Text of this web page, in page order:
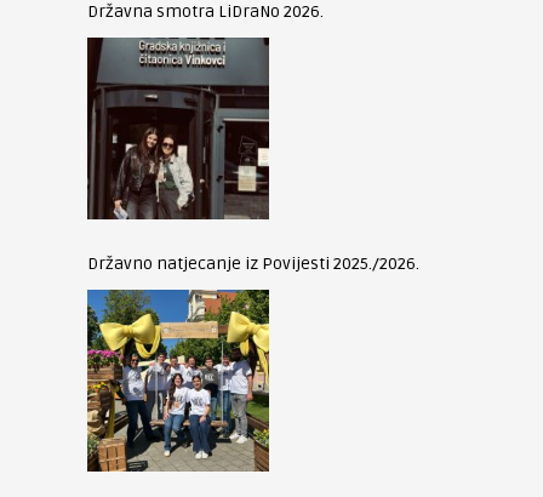
Državna smotra LiDraNo 2026.
Državno natjecanje iz Povijesti 2025./2026.